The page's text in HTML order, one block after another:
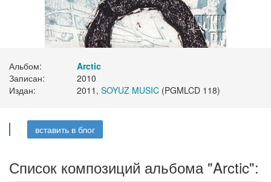
Альбом:
Arctic
Записан:
2010
Издан:
2011, SOYUZ MUSIC (PGMLCD 118)
вставить в блог
Список композиций альбома "Arctic":